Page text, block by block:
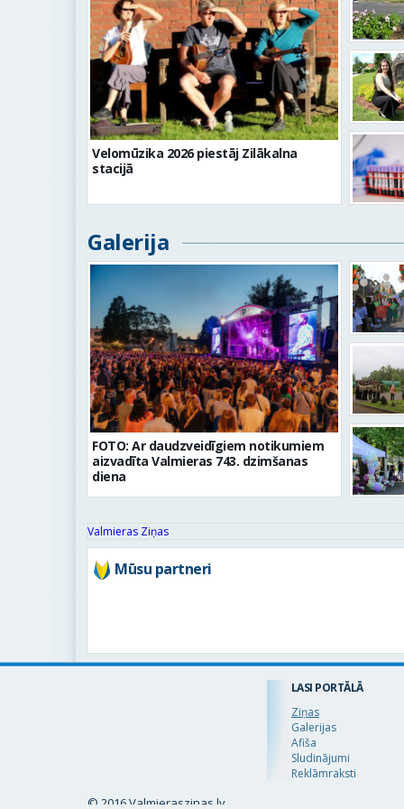
Velomūzika 2026 piestāj Zilākalna
stacijā
Galerija
FOTO: Ar daudzveidīgiem notikumiem
aizvadīta Valmieras 743. dzimšanas
diena
Valmieras Ziņas
Mūsu partneri
© 2016 Valmieraszinas.lv
LASI PORTĀLĀ
Ziņas
Galerijas
Afiša
Sludinājumi
Reklāmraksti